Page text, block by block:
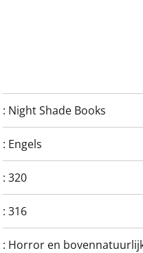
: Night Shade Books
: Engels
:320
:316
: Horror en